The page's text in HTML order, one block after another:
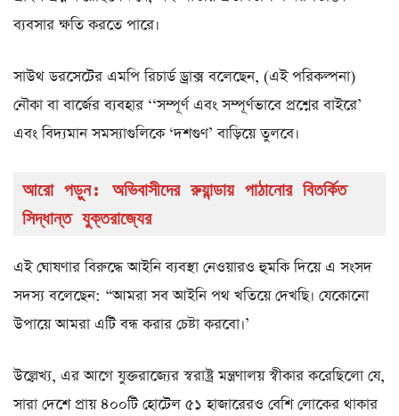
ব্যবসার ক্ষতি করতে পারে।
সাউথ ডরসেটের এমপি রিচার্ড ড্রাক্স বলেছেন, (এই পরিকল্পনা)
নৌকা বা বার্জের ব্যবহার ‘‘সম্পূর্ণ এবং সম্পূর্ণভাবে প্রশ্নের বাইরে’
এবং বিদ্যমান সমস্যাগুলিকে ‘দশগুণ’ বাড়িয়ে তুলবে।
আরো পড়ুন: অভিবাসীদের রুয়ান্ডায় পাঠানোর বিতর্কিত
সিদ্ধান্ত যুক্তরাজ্যের
এই ঘোষণার বিরুদ্ধে আইনি ব্যবস্থা নেওয়ারও হুমকি দিয়ে এ সংসদ
সদস্য বলেছেন: “আমরা সব আইনি পথ খতিয়ে দেখছি। যেকোনো
উপায়ে আমরা এটি বন্ধ করার চেষ্টা করবো।’
উল্লেখ্য, এর আগে যুক্তরাজ্যের স্বরাষ্ট্র মন্ত্রণালয় স্বীকার করেছিলো যে,
সারা দেশে প্রায় ৪০০টি হোটেল ৫১ হাজারেরও বেশি লোকের থাকার